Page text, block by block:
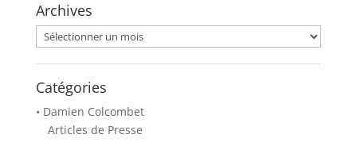
e
r
(
o
u
v
e
d
n
s
u
k
(
o
u
r
e
a
n
s
Archives
Archives
Catégories
• Damien Colcombet
Articles de Presse